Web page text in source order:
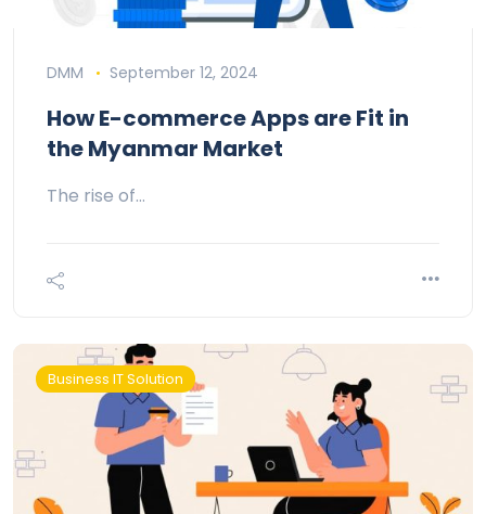
DMM September 12, 2024
How E-commerce Apps are Fit in
the Myanmar Market
The rise of…
Business IT Solution